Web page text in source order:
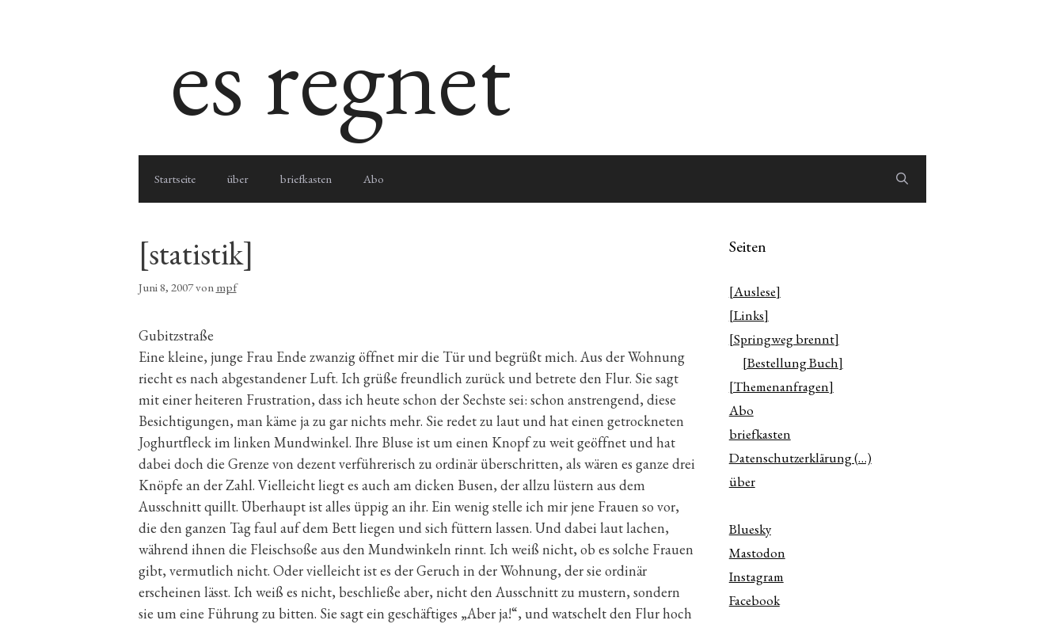
es regnet
Startseite über briefkasten Abo
[statistik]
Juni 8, 2007von mpf
Gubitzstraße
Eine kleine, junge Frau Ende zwanzig öffnet mir die Tür und begrüßt mich. Aus der Wohnung
riecht es nach abgestandener Luft. Ich grüße freundlich zurück und betrete den Flur. Sie sagt
mit einer heiteren Frustration, dass ich heute schon der Sechste sei: schon anstrengend, diese
Besichtigungen, man käme ja zu gar nichts mehr. Sie redet zu laut und hat einen getrockneten
Joghurtfleck im linken Mundwinkel. Ihre Bluse ist um einen Knopf zu weit geöffnet und hat
dabei doch die Grenze von dezent verführerisch zu ordinär überschritten, als wären es ganze drei
Knöpfe an der Zahl. Vielleicht liegt es auch am dicken Busen, der allzu lüstern aus dem
Ausschnitt quillt. Überhaupt ist alles üppig an ihr. Ein wenig stelle ich mir jene Frauen so vor,
die den ganzen Tag faul auf dem Bett liegen und sich füttern lassen. Und dabei laut lachen,
während ihnen die Fleischsoße aus den Mundwinkeln rinnt. Ich weiß nicht, ob es solche Frauen
gibt, vermutlich nicht. Oder vielleicht ist es der Geruch in der Wohnung, der sie ordinär
erscheinen lässt. Ich weiß es nicht, beschließe aber, nicht den Ausschnitt zu mustern, sondern
sie um eine Führung zu bitten. Sie sagt ein geschäftiges „Aber ja!“, und watschelt den Flur hoch
Seiten
[Auslese]
[Links]
[Springweg brennt]
[Bestellung Buch]
[Themenanfragen]
Abo
briefkasten
Datenschutzerklärung (…)
über
Bluesky
Mastodon
Instagram
Facebook